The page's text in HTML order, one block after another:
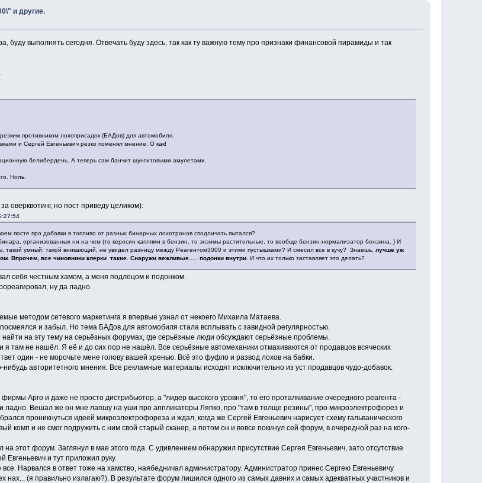
и другие.
буду выполнять сегодня. Отвечать буду здесь, так как ту важную тему про признаки финансовой пирамиды и так
противником лохоприсадок (БАДов) для автомобиля.
и Сергей Евгеньевич резко поменял мнение. О как!
белибердень. А теперь сам банчит шунгитовыми амулетами.
Ноль.
оверквотинг, но пост приведу целиком):
посте про добавки в топливо от разных бинарных лохотронов сподличать пытался?
организованных ни на чем (то керосин каплями в бензин, то энзимы растительные, то вообще бензин-нормализатор бензина. ) И
такой умный, такой вникающий, не увидел разницу между Реагентом3000 и этими пустышками? И смесил все в кучу? Знаешь,
лучше уж
. Впрочем, все чиновники клерки такие. Снаружи вежливые..... подонки внутри. И что их только заставляет это делать?
себя честным хамом, а меня подлецом и подонком.
ну да ладно.
методом сетевого маркетинга я впервые узнал от некоего Михаила Матаева.
и забыл. Но тема БАДов для автомобиля стала всплывать с завидной регулярностью.
на эту тему на серьёзных форумах, где серьёзные люди обсуждают серьёзные проблемы.
там не нашёл. Я её и до сих пор не нашёл. Все серьёзные автомеханики отмахиваются от продавцов всяческих
один - не морочьте мене голову вашей хренью. Всё это фуфло и развод лохов на бабки.
авторитетного мнения. Все рекламные материалы исходят исключительно из уст продавцов чудо-добавок.
Арго и даже не просто дистрибьютор, а "лидер высокого уровня", то его проталкивание очередного реагента -
ладно. Вешал же он мне лапшу на уши про аппликаторы Ляпко, про "там в толще резины", про микроэлектрофорез и
проникнуться идеей микроэлектрофореза и ждал, когда же Сергей Евгеньевич нарисует схему гальванического
комп и не смог подружить с ним свой старый сканер, а потом он и вовсе покинул сей форум, в очередной раз на кого-
этот форум. Заглянул в мае этого года. С удивлением обнаружил присутствие Сергея Евгеньевич, зато отсутствие
Евгеньевич и тут приложил руку.
Нарвался в ответ тоже на хамство, наябедничал администратору. Администратор принес Сергею Евгеньевичу
нах... (я правильно излагаю?). В результате форум лишился одного из самых давних и самых адекватных участников и